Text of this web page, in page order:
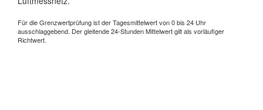
Für die Grenzwertprüfung ist der Tagesmittelwert von 0 bis 24 Uhr
ausschlaggebend. Der gleitende 24-Stunden Mittelwert gilt als vorläufiger
Richtwert.